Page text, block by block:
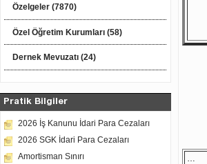
Özelgeler (7870)
Özel Öğretim Kurumları (58)
Dernek Mevuzatı (24)
Pratik Bilgiler
2026 İş Kanunu İdari Para Cezaları
2026 SGK İdari Para Cezaları
Amortisman Sınırı
…